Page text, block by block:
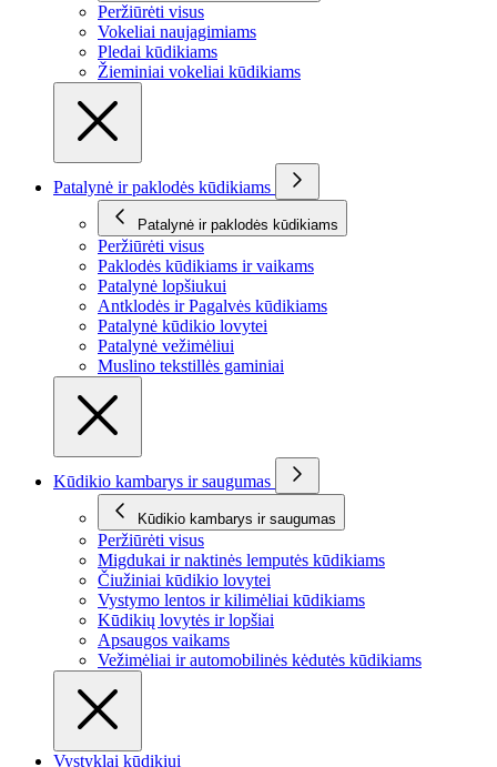
Peržiūrėti visus
Vokeliai naujagimiams
Pledai kūdikiams
Žieminiai vokeliai kūdikiams
Patalynė ir paklodės kūdikiams
Patalynė ir paklodės kūdikiams
Peržiūrėti visus
Paklodės kūdikiams ir vaikams
Patalynė lopšiukui
Antklodės ir Pagalvės kūdikiams
Patalynė kūdikio lovytei
Patalynė vežimėliui
Muslino tekstillės gaminiai
Kūdikio kambarys ir saugumas
Kūdikio kambarys ir saugumas
Peržiūrėti visus
Migdukai ir naktinės lemputės kūdikiams
Čiužiniai kūdikio lovytei
Vystymo lentos ir kilimėliai kūdikiams
Kūdikių lovytės ir lopšiai
Apsaugos vaikams
Vežimėliai ir automobilinės kėdutės kūdikiams
Vystyklai kūdikiui